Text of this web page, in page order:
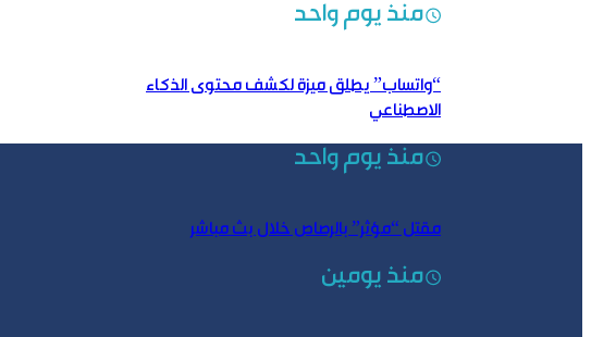
منذ يوم واحد
“واتساب” يطلق ميزة لكشف محتوى الذكاء
الاصطناعي
منذ يوم واحد
مقتل “مؤثر” بالرصاص خلال بث مباشر
منذ يومين